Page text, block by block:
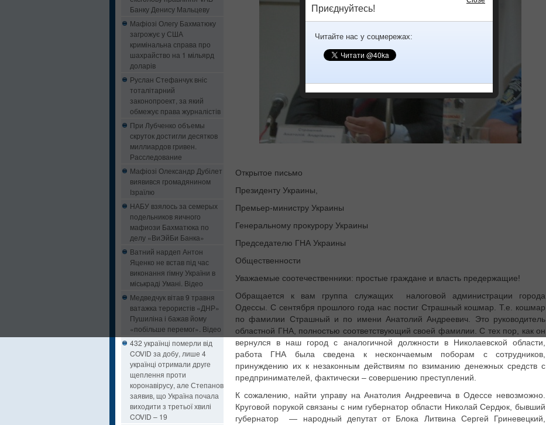
Банку Денису Мальцеву
Мафіозі Олегу Бахматюку
загрожує у США
кримінальна справа про
шахрайство на 1 мільярд
доларів
Руслан Стефанчук вніс
тоталітарний
законопроект, за який
обмежує права журналістів
При Лубченко объемы
скруток достигли десятков
миллиардов гривен.
Расследование
Мафіозі Олександр Дубілет
виявився громадянином
Ізраїлю
НАБУ взялось за семерых
подельников яичного
мафиози Бахматюка по
делу «ВиЭйБи Банка»
Ватний нардеп Антон
Яценко не встав під час
виконання гімну України в
міськраді Умані. Відео
Медведчук вітав 9 травня
ватажка терористів «ДНР»
Пушиліна і бажав йому
«побільше перемог». Відео
432 українці померли від
COVID за добу, лише 4
українці отримали друге
щеплення проти
коронавірусу, але Степанов
заявив, що Україна почала
виходити з третьої хвилі
COVID – 19
Открытое письмо
Президенту Украины,
Премьер-министру Украины
Генеральному прокурору Украины
Председателю ГНА Украины
Общественности
Уважаемые соотечественники: простые граждане и власть предержащие!
Обращается к вам группа служащих налоговой администрации города
Одессы. С сентября прошлого года нас постиг Страшный кошмар. Т.е. кошмар
по фамилии Страшный и по имени Анатолий Андреевич. Это руководитель
областной ГНА, полностью соответствующий своей фамилии. С тех пор, как он
вернулся в наш город с аналогичной должности в Николаевской области,
работа ГНА была сведена к нескончаемым поборам с сотрудников,
принуждению их к незаконным действиям по взиманию денежных средств с
предпринимателей, фактически – совершению преступлений.
К сожалению, найти управу на Анатолия Андреевича в Одессе невозможно.
Круговой порукой связаны с ним губернатор области Николай Сердюк, бывший
губернатор — народный депутат от Блока Литвина Сергей Гриневецкий,
Приєднуйтесь!
Читайте нас у соцмережах: